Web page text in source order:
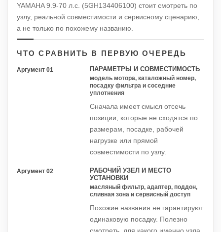
YAMAHA 9.9-70 л.с. (5GH134406100) стоит смотреть по
узлу, реальной совместимости и сервисному сценарию,
а не только по похожему названию.
ЧТО СРАВНИТЬ В ПЕРВУЮ ОЧЕРЕДЬ
Аргумент 01 ПАРАМЕТРЫ И СОВМЕСТИМОСТЬ
модель мотора, каталожный номер,
посадку фильтра и соседние
уплотнения
Сначала имеет смысл отсечь
позиции, которые не сходятся по
размерам, посадке, рабочей
нагрузке или прямой
совместимости по узлу.
Аргумент 02
РАБОЧИЙ УЗЕЛ И МЕСТО
УСТАНОВКИ
масляный фильтр, адаптер, поддон,
сливная зона и сервисный доступ
Похожие названия не гарантируют
одинаковую посадку. Полезно
смотреть, для какого именно узла